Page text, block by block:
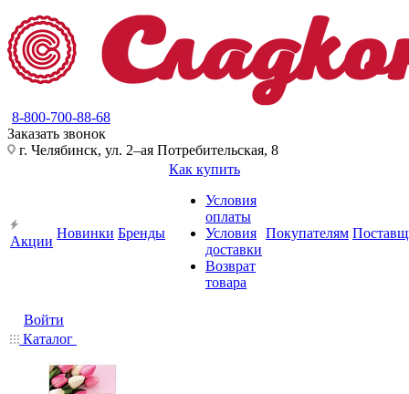
8-800-700-88-68
Заказать звонок
г. Челябинск, ул. 2–ая Потребительская, 8
Акции
Новинки Бренды
Как купить
Условия
оплаты
Условия
доставки
Возврат
товара
Покупателям
Войти
Каталог